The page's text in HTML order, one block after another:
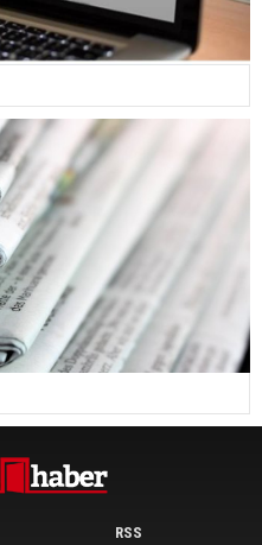
RSS